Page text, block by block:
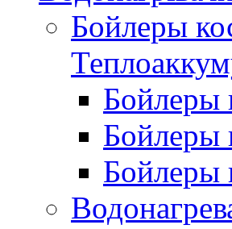
Бойлеры
Бойлеры
Бойлеры
Бойлеры